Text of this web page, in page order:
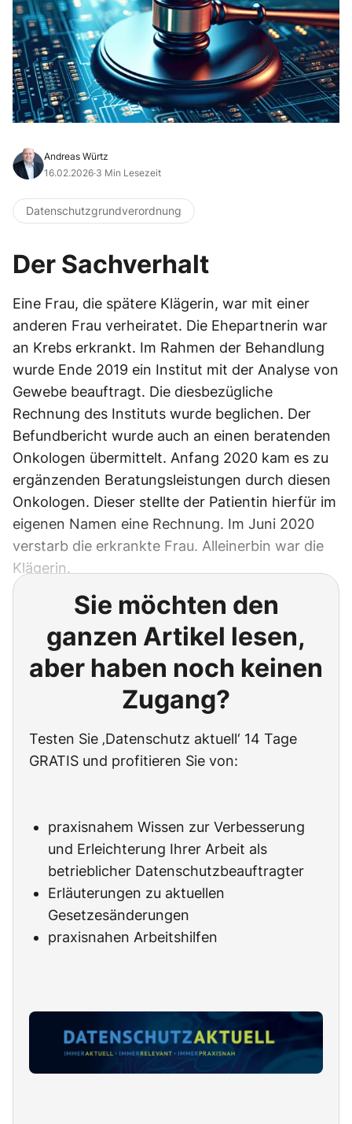
Andreas Würtz
16.02.2026·3 Min Lesezeit
Datenschutzgrundverordnung
Der Sachverhalt
Eine Frau, die spätere Klägerin, war mit einer
anderen Frau verheiratet. Die Ehepartnerin war
an Krebs erkrankt. Im Rahmen der Behandlung
wurde Ende 2019 ein Institut mit der Analyse von
Gewebe beauftragt. Die diesbezügliche
Rechnung des Instituts wurde beglichen. Der
Befundbericht wurde auch an einen beratenden
Onkologen übermittelt. Anfang 2020 kam es zu
ergänzenden Beratungsleistungen durch diesen
Onkologen. Dieser stellte der Patientin hierfür im
eigenen Namen eine Rechnung. Im Juni 2020
verstarb die erkrankte Frau. Alleinerbin war die
Klägerin.
Sie möchten den
ganzen Artikel lesen,
aber haben noch keinen
Zugang?
Testen Sie ‚Datenschutz aktuell‘ 14 Tage
GRATIS und profitieren Sie von:
praxisnahem Wissen zur Verbesserung
und Erleichterung Ihrer Arbeit als
betrieblicher Datenschutzbeauftragter
Erläuterungen zu aktuellen
Gesetzesänderungen
praxisnahen Arbeitshilfen